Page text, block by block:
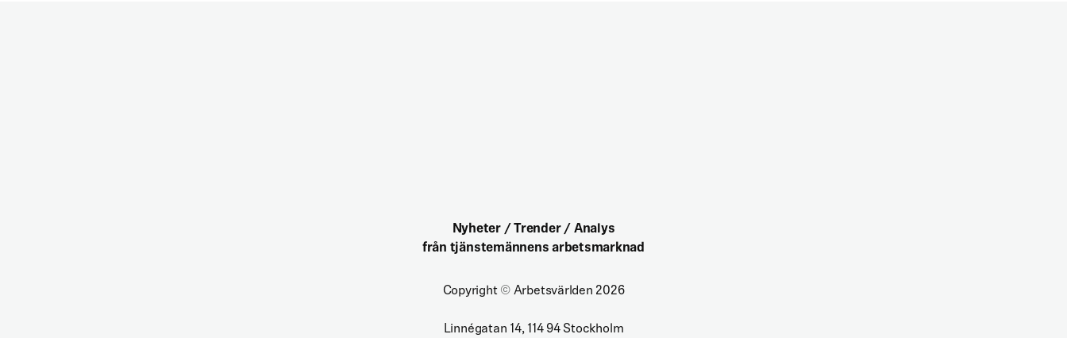
Nyheter / Trender / Analys
från tjänstemännens arbetsmarknad
Copyright ©Arbetsvärlden 2026
Linnégatan 14, 114 94 Stockholm